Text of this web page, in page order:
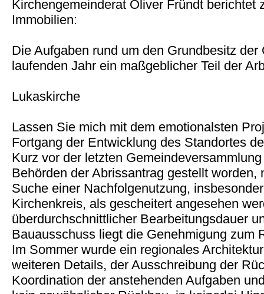
Kirchengemeinderat Oliver Fründt berichtet
Immobilien:
Die Aufgaben rund um den Grundbesitz
laufenden Jahr ein maßgeblicher Teil der
Lukaskirche
Lassen Sie mich mit dem emotionalsten
Fortgang der Entwicklung des Standortes
Kurz vor der letzten
Behörden der Abrissantrag gestellt worden,
Suche einer Nachfolgenutzung,
Kirchenkreis, als gescheitert angesehen
überdurchschnittlicher Bearbeitungsdauer
Bauausschuss liegt die Genehmigung zum
Im Sommer wurde ein regionales
weiteren Details, der Ausschreibung der
Koordination der anstehenden Aufgaben